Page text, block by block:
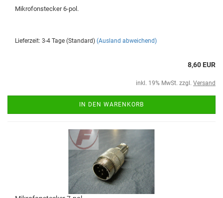
Mikrofonstecker 6-pol.
Lieferzeit: 3-4 Tage (Standard) (Ausland abweichend)
8,60 EUR
inkl. 19% MwSt. zzgl. Versand
IN DEN WARENKORB